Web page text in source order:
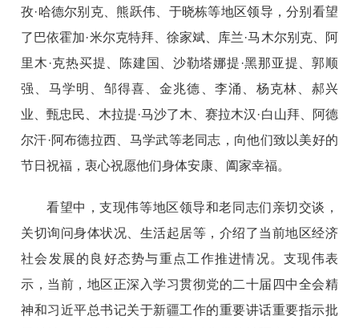
孜·哈德尔别克、熊跃伟、于晓栋等地区领导，分别看望
了巴依霍加·米尔克特拜、徐家斌、库兰·马木尔别克、阿
里木·克热买提、陈建国、沙勒塔娜提·黑那亚提、郭顺
强、马学明、邹得喜、金兆德、李涌、杨克林、郝兴
业、甄忠民、木拉提·马沙了木、赛拉木汉·白山拜、阿德
尔汗·阿布德拉西、马学武等老同志，向他们致以美好的
节日祝福，衷心祝愿他们身体安康、阖家幸福。
看望中，支现伟等地区领导和老同志们亲切交谈，
关切询问身体状况、生活起居等，介绍了当前地区经济
社会发展的良好态势与重点工作推进情况。支现伟表
示，当前，地区正深入学习贯彻党的二十届四中全会精
神和习近平总书记关于新疆工作的重要讲话重要指示批